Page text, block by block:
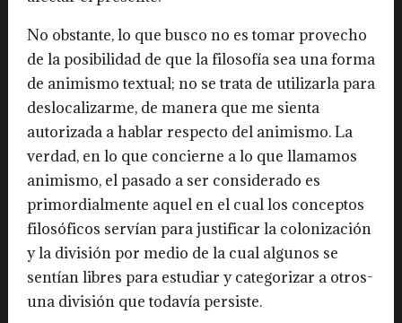
No obstante, lo que busco no es tomar provecho
de la posibilidad de que la filosofía sea una forma
de animismo textual; no se trata de utilizarla para
deslocalizarme, de manera que me sienta
autorizada a hablar respecto del animismo. La
verdad, en lo que concierne a lo que llamamos
animismo, el pasado a ser considerado es
primordialmente aquel en el cual los conceptos
filosóficos servían para justificar la colonización
y la división por medio de la cual algunos se
sentían libres para estudiar y categorizar a otros-
una división que todavía persiste.